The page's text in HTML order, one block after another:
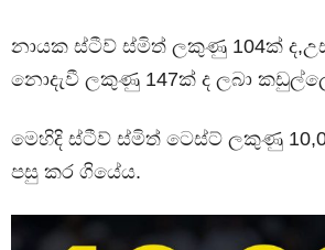
නායක ස්ටීව් ස්මිත් ලකුණු 104ක්
නොදැවී ලකුණු 147ක් ද ලබා කඩුල්ලේ
මෙහිදි ස්ටීව් ස්මිත් ටෙස්ට් ලකුණු
පසු කර ගියේය.